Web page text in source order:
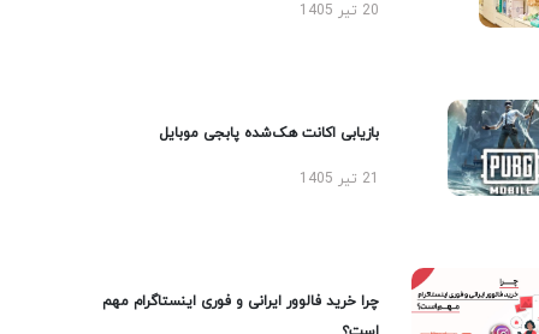
20 تیر 1405
بازیابی اکانت هک‌شده پابجی موبایل
چرا خرید فالوور ایرانی و فوری اینستاگرام مهم